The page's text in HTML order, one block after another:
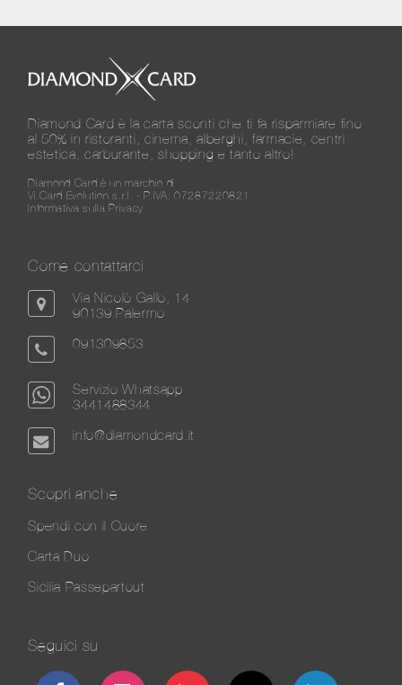
Diamond Card è la carta sconti che ti fa risparmiare fino
al 50% in ristoranti, cinema, alberghi, farmacie, centri
estetica, carburante, shopping e tanto altro!
Diamond Card è un marchio di
Vi.Card Evolution s.r.l. - P.IVA: 07287220821
Informativa sulla Privacy
Come contattarci
Via Nicolò Gallo, 14
90139 Palermo
091309853
Servizio Whatsapp
3441488344
info@diamondcard.it
Scopri anche
Spendi con il Cuore
Carta Duo
Sicilia Passepartout
Seguici su